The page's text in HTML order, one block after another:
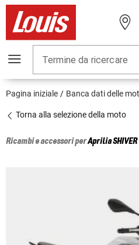
Termine da ricercare
Pagina iniziale Banca dati delle
Torna alla selezione della moto
Ricambi e accessori perAprilia